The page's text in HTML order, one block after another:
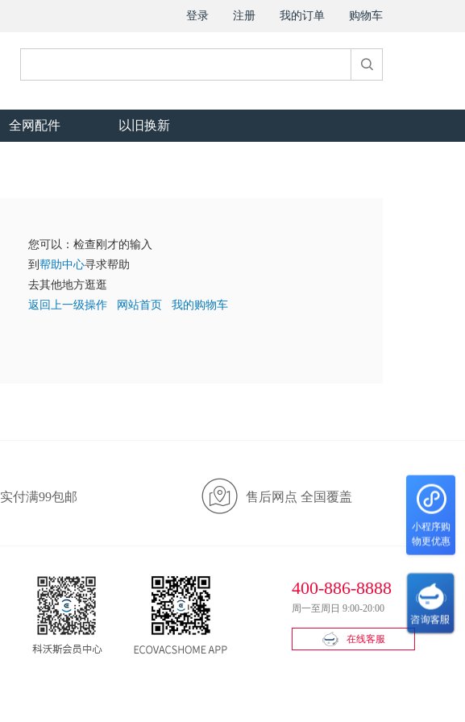
登录 注册 我的订单 购物车
全网配件 以旧换新
您可以：检查刚才的输入
到 帮助中心寻求帮助
去其他地方逛逛
返回上一级操作
网站首页 我的购物车
实付满99包邮 售后网点 全国覆盖
400-886-8888
周一至周日 9:00-20:00
在线客服
小程序购
物更优惠